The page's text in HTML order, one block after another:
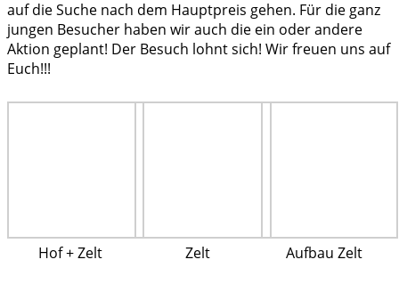
auf die Suche nach dem Hauptpreis gehen. Für die ganz
jungen Besucher haben wir auch die ein oder andere
Aktion geplant! Der Besuch lohnt sich! Wir freuen uns auf
Euch!!!
Hof + Zelt Zelt Aufbau Zelt